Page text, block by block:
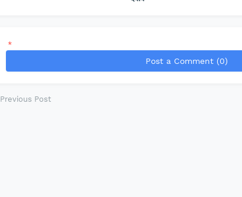
*
Post a Comment (0)
Previous Post